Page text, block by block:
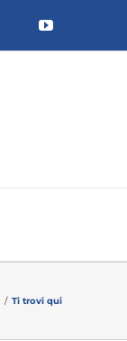
FacebookYouTube
/ Ti trovi qui